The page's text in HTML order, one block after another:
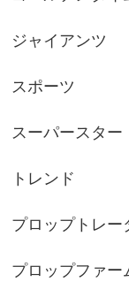
ジャイアンツ
スポーツ
スーパースター
トレンド
プロップトレー
プロップファー